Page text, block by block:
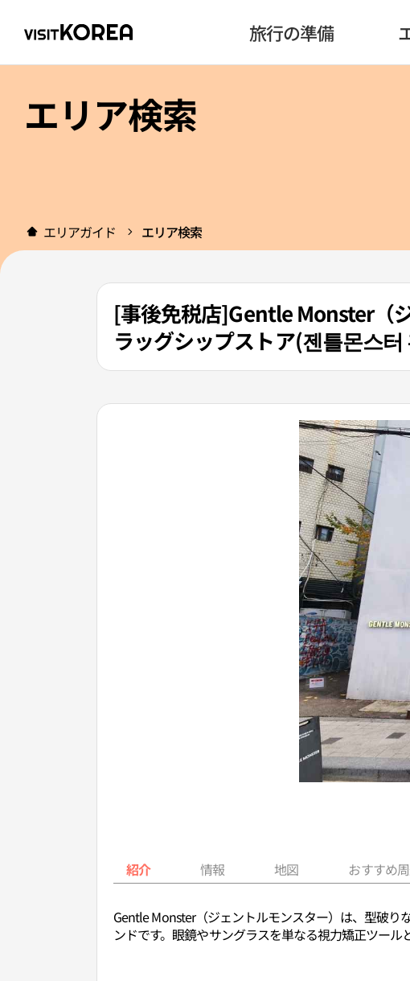
旅行の準備
エリア検索
エリアガイド エリア検索
[事後免税店]Gentle Monster（
ラッグシップストア(젠틀몬스
紹介 情報 地図 おすすめ
Gentle Monster（ジェントルモンスター）は、型破
ンドです。眼鏡やサングラスを単なる視力矯正ツー